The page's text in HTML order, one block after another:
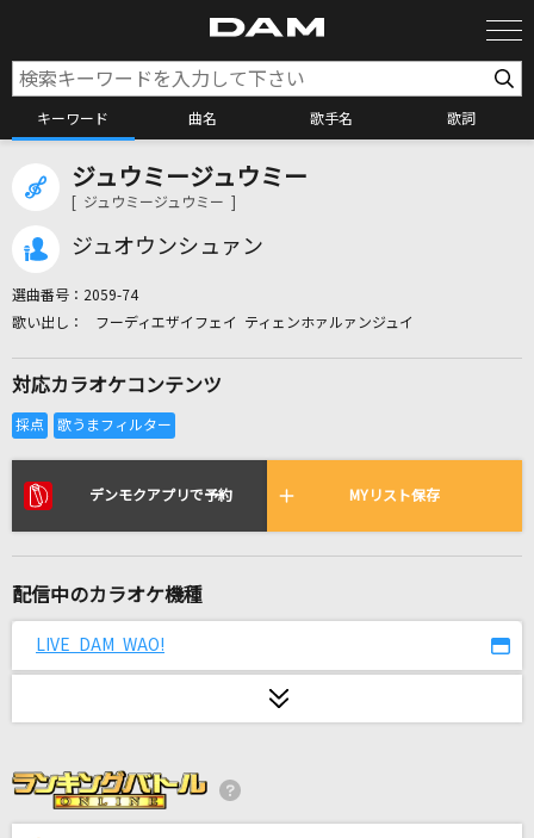
キーワード 曲名 歌手名 歌詞
カラオケ検索
リアルタイムで歌われている曲の一覧
透明
日曜日
INNOCENT SORROW
ジュウミージュウミー
[ ジュウミージュウミー ]
ジュオウンシュァン
選曲番号： 2059-74
フーディエザイフェイ ティェンホァルァンジュイ
対応カラオケコンテンツ
デンモクアプリで予約 MYリスト保存
配信中のカラオケ機種
LIVE DAM WAO!